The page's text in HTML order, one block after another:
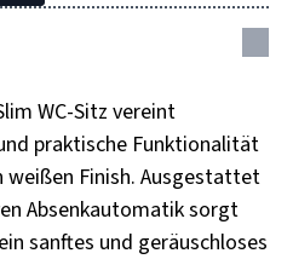
WC-Sitz vereint
praktische Funktionalität
weißen Finish. Ausgestattet
Absenkautomatik sorgt
sanftes und geräuschloses